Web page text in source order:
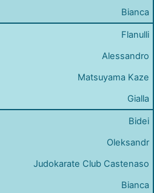
Bianca
Flanulli
Alessandro
Matsuyama Kaze
Gialla
Bidei
Oleksandr
Judokarate Club Castenaso
Bianca